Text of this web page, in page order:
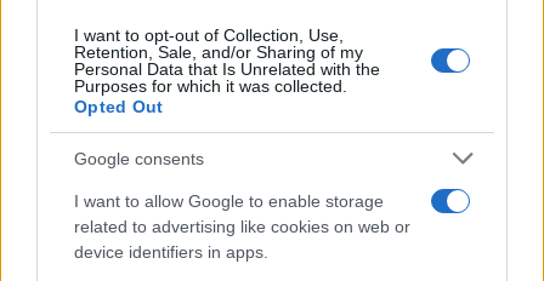
I want to opt-out of Collection, Use,
Retention, Sale, and/or Sharing of my
Personal Data that Is Unrelated with the
Purposes for which it was collected.
Opted Out
Google consents
I want to allow Google to enable storage
related to advertising like cookies on web or
device identifiers in apps.
Πιο δημοφιλή
Αυγερινός, Μουτσάτσου και ακόμη 20
πρώην στελέχη κατά Καρυστιανού: «Δεν
αποχωρήσαμε για καρέκλες», αιχμές για
«συγκεντρωτικό μοντέλο»